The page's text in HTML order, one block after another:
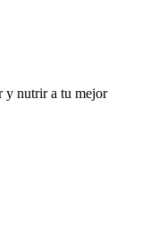
y nutrir a tu mejor